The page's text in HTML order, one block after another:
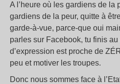
A l’heure où les gardiens de la
gardiens de la peur, quitte à
garde-à-vue, parce-que oui
parles sur Facebook, tu finis
d’expression est proche de
peu et motiver les troupes.
Donc nous sommes face à